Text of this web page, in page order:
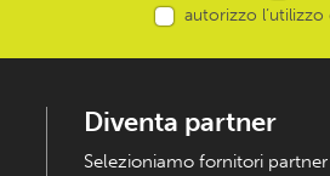
autorizzo
Diventa partner
Selezioniamo fornitori